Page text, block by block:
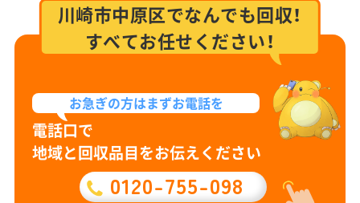
川崎市中原区でなんでも回収！
すべてお任せください！
お急ぎの方はまずお電話を
電話口で
地域と回収品目をお伝えください
0120-755-098